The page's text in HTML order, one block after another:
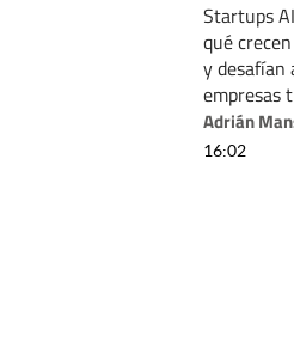
Startups
qué
y desafían
empresas
Adrián
16:02